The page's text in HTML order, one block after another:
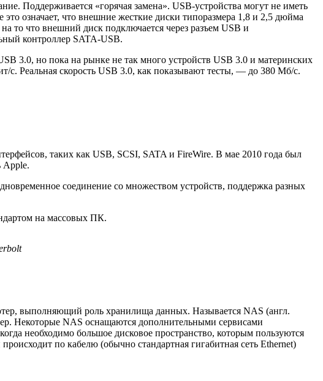
Поддерживается «горячая замена». USB-устройства могут не иметь
означает, что внешние жесткие диски типоразмера 1,8 и 2,5 дюйма
то что внешний диск подключается через разъем USB и
контроллер SATA-USB.
3.0, но пока на рынке не так много устройств USB 3.0 и материнских
с. Реальная скорость USB 3.0, как показывают тесты, — до 380 Мб/с.
таких как USB, SCSI, SATA и FireWire. В мае 2010 года был
Apple.
соединение со множеством устройств, поддержка разных
на массовых ПК.
выполняющий роль хранилища данных. Называется NAS (англ.
Некоторые NAS оснащаются дополнительными сервисами
необходимо большое дисковое пространство, которым пользуются
по кабелю (обычно стандартная гигабитная сеть Ethernet)